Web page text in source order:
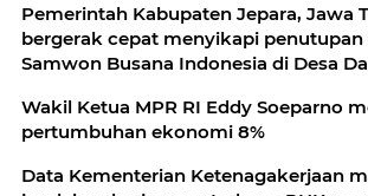
Pemerintah Kabupaten Jepara, Jawa
bergerak cepat menyikapi penutupan
Samwon Busana Indonesia di Desa
Wakil Ketua MPR RI Eddy Soeparno
pertumbuhan ekonomi 8%
Data Kementerian Ketenagakerjaan